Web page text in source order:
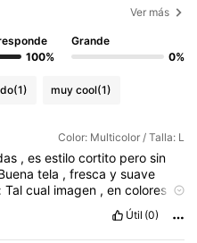
Ver más
100%
Grande
0%
(1) muy cool(1)
Color: Multicolor / Talla: L
, es estilo cortito pero sin
tela ,frescaysuave
Talcual imagen ,encolores y
Útil (0)